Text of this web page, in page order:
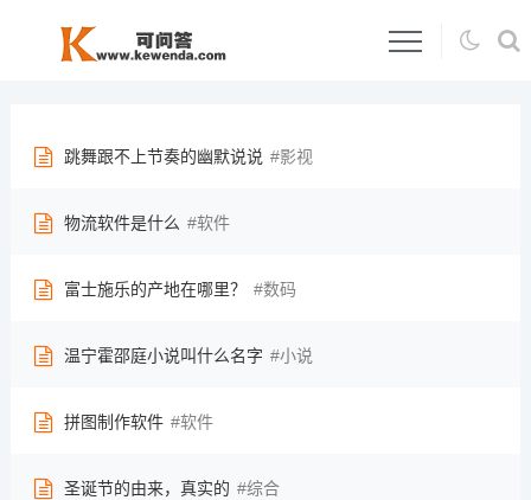
跳舞跟不上节奏的幽默说说 影视
物流软件是什么 软件
富士施乐的产地在哪里？ 数码
温宁霍邵庭小说叫什么名字 小说
拼图制作软件 软件
圣诞节的由来，真实的 综合